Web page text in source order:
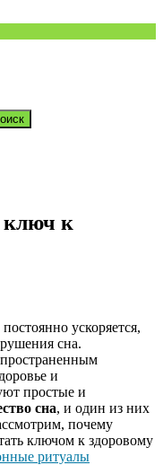
ключ к
ускоряется,
сна.
и
простые и
сна, и один из них
почему
ключом к здоровому
ритуалы